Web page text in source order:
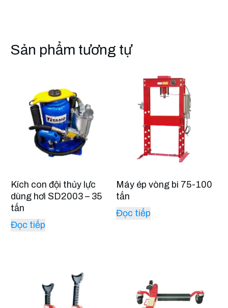
Sản phẩm tương tự
Kích con đội thủy lực
dùng hơi SD2003 – 35
tấn
Đọc tiếp
Máy ép vòng bi 75-100
tấn
Đọc tiếp